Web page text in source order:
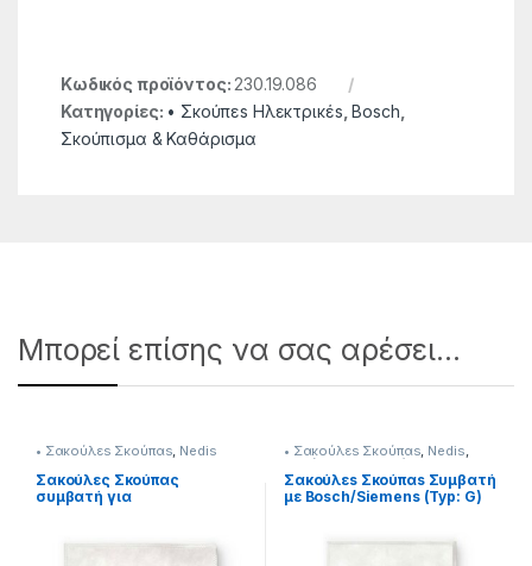
Κωδικός προϊόντος: 230.19.086
Κατηγορίες: • Σκούπεs Ηλεκτρικέs ,Bosch
Σκούπισμα & Καθάρισμα
Μπορεί επίσης να σας αρέσει…
• Σακούλεs Σκούπαs Nedis
Σακούλες Σκούπας
συμβατή για
• Σακούλεs Σκούπαs Nedis
Σκούπισμα & Καθάρισμα
Σακούλεs Σκούπαs Συμβατή
με Bosch/Siemens (Typ: G)